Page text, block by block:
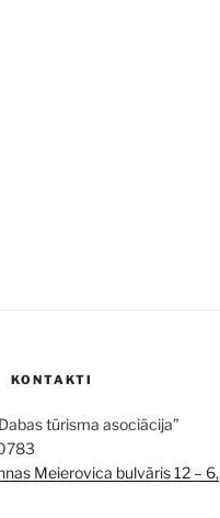
KONTAKTI
tūrisma asociācija”
Meierovica bulvāris 12 – 6,